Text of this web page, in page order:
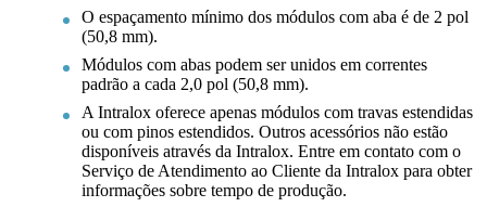
O espaçamento mínimo dos módulos com aba é de 2 pol
(50,8 mm).
Módulos com abas podem ser unidos em correntes
padrão a cada 2,0 pol (50,8 mm).
A Intralox oferece apenas módulos com travas estendidas
ou com pinos estendidos. Outros acessórios não estão
disponíveis através da Intralox. Entre em contato com o
Serviço de Atendimento ao Cliente da Intralox para obter
informações sobre tempo de produção.